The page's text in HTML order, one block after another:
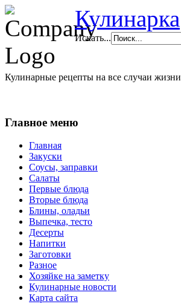
Кулинарка
Искать...
Кулинарные рецепты на все случаи жизни
Главное меню
Главная
Закуски
Соусы, заправки
Салаты
Первые блюда
Вторые блюда
Блины, оладьи
Выпечка, тесто
Десерты
Напитки
Заготовки
Разное
Хозяйке на заметку
Кулинарные новости
Карта сайта